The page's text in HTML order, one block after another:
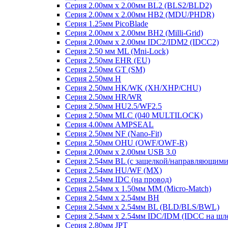
Серия 2.00мм x 2.00мм BL2 (BLS2/BLD2)
Серия 2.00мм x 2.00мм HB2 (MDU/PHDR)
Серия 1.25мм PicoBlade
Серия 2.00мм х 2.00мм BH2 (Milli-Grid)
Серия 2.00мм х 2.00мм IDC2/IDM2 (IDCC2)
Серия 2.50 мм ML (Mni-Lock)
Серия 2.50мм EHR (EU)
Серия 2.50мм GT (SM)
Серия 2.50мм H
Серия 2.50мм HK/WK (XH/XHP/CHU)
Серия 2.50мм HR/WR
Серия 2.50мм HU2.5/WF2.5
Серия 2.50мм MLC (040 MULTILOCK)
Серия 4.00мм AMPSEAL
Серия 2.50мм NF (Nano-Fit)
Серия 2.50мм OHU (OWF/OWF-R)
Серия 2.00мм x 2.00мм USB 3.0
Серия 2.54мм BL (с защелкой/
Серия 2.54мм HU/WF (MX)
Серия 2.54мм IDC (на провод)
Серия 2.54мм х 1.50мм MM (Micro-Match)
Серия 2.54мм х 2.54мм BH
Серия 2.54мм х 2.54мм BL (BLD/BLS/BWL)
Серия 2.54мм х 2.54мм IDC/IDM (IDCC на
Серия 2.80мм JPT